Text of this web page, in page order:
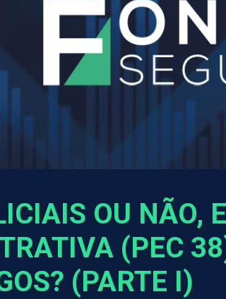
OU NÃO,
(PEC
(PARTE I)